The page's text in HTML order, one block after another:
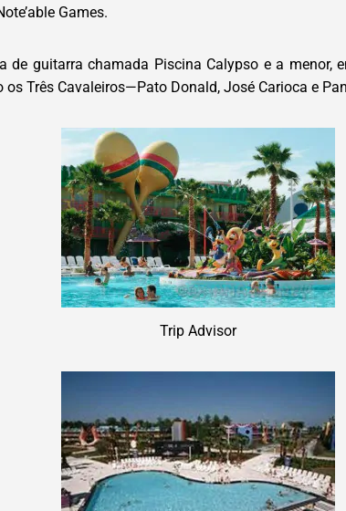
Games.
guitarra chamada Piscina Calypso e a
Três Cavaleiros—Pato Donald, José Carioca e
Trip Advisor